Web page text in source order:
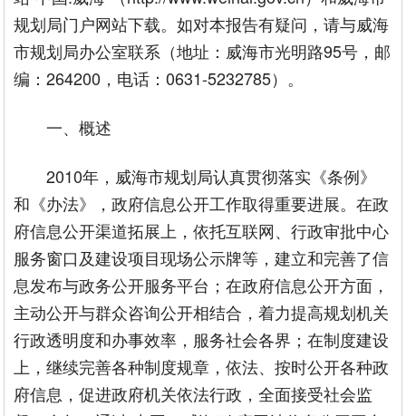
规划局门户网站下载。如对本报告有疑问，请与威海
市规划局办公室联系（地址：威海市光明路95号，邮
编：264200，电话：0631-5232785）。
一、概述
2010年，威海市规划局认真贯彻落实《条例》
和《办法》，政府信息公开工作取得重要进展。在政
府信息公开渠道拓展上，依托互联网、行政审批中心
服务窗口及建设项目现场公示牌等，建立和完善了信
息发布与政务公开服务平台；在政府信息公开方面，
主动公开与群众咨询公开相结合，着力提高规划机关
行政透明度和办事效率，服务社会各界；在制度建设
上，继续完善各种制度规章，依法、按时公开各种政
府信息，促进政府机关依法行政，全面接受社会监